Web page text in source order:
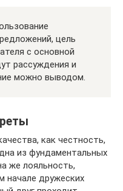
цель
с основной
рассуждения и
можно выводом.
как честность,
из фундаментальных
же лояльность,
начале дружеских